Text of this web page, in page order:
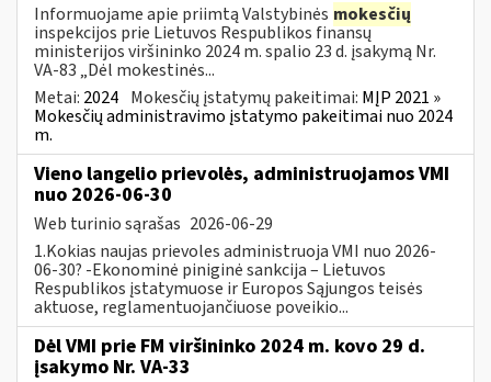
Informuojame apie priimtą Valstybinės mokesčių
inspekcijos prie Lietuvos Respublikos finansų
ministerijos viršininko 2024 m. spalio 23 d. įsakymą Nr.
VA-83 „Dėl mokestinės...
Metai: 2024 Mokesčių įstatymų pakeitimai: MĮP 2021 »
Mokesčių administravimo įstatymo pakeitimai nuo 2024
m.
Vieno langelio prievolės, administruojamos VMI
nuo 2026-06-30
Web turinio sąrašas 2026-06-29
1.Kokias naujas prievoles administruoja VMI nuo 2026-
06-30? -Ekonominė piniginė sankcija – Lietuvos
Respublikos įstatymuose ir Europos Sąjungos teisės
aktuose, reglamentuojančiuose poveikio...
Dėl VMI prie FM viršininko 2024 m. kovo 29 d.
įsakymo Nr. VA-33